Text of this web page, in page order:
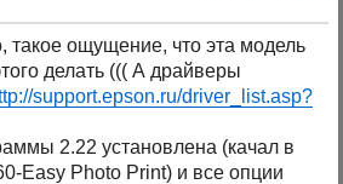
такое ощущение, что эта модель
делать ((( А драйверы
support.epson.ru/driver_list.asp?
2.22 установлена (качал в
Easy Photo Print) и все опции